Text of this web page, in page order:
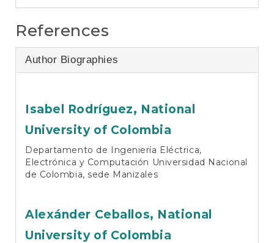
References
Author Biographies
Isabel Rodríguez, National
University of Colombia
Departamento de Ingeniería Eléctrica,
Electrónica y Computación Universidad Nacional
de Colombia, sede Manizales
Alexánder Ceballos, National
University of Colombia